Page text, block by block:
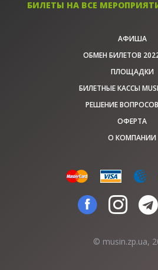
БИЛЕТЫ НА ВСЕ
АФИША
ОБМЕН БИЛЕТОВ
ПЛОЩАДКИ
БИЛЕТНЫЕ КАССЫ
РЕШЕНИЕ ВОПРОСОВ
ОФЕРТА
О КОМПАНИИ
© musin.zp.ua,